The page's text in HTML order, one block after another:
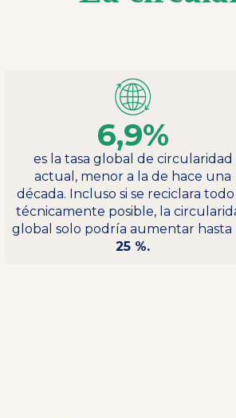
6,9%
es la tasa global de circularidad
actual, menor a la de hace una
década. Incluso si se reciclara
técnicamente posible, la
global solo podría aumentar hasta
25 %.